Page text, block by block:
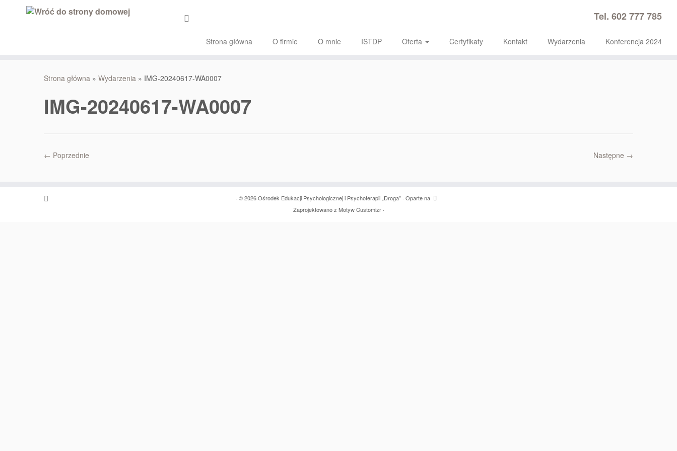
Tel. 602 777 785
Strona główna O firmie O mnie ISTDP Oferta Certyfikaty Kontakt Wydarzenia Konferencja 2024
Strona główna » Wydarzenia » IMG-20240617-WA0007
IMG-20240617-WA0007
← Poprzednie Następne →
· © 2026 Ośrodek Edukacji Psychologicznej i Psychoterapii „Droga”· Oparte na
·
Zaprojektowano z Motyw Customizr·